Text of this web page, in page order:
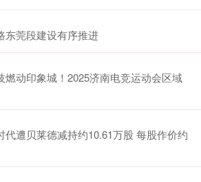
东莞段建设有序推进
燃动印象城！2025济南电竞运动会区域
代遭贝莱德减持约10.61万股 每股作价约